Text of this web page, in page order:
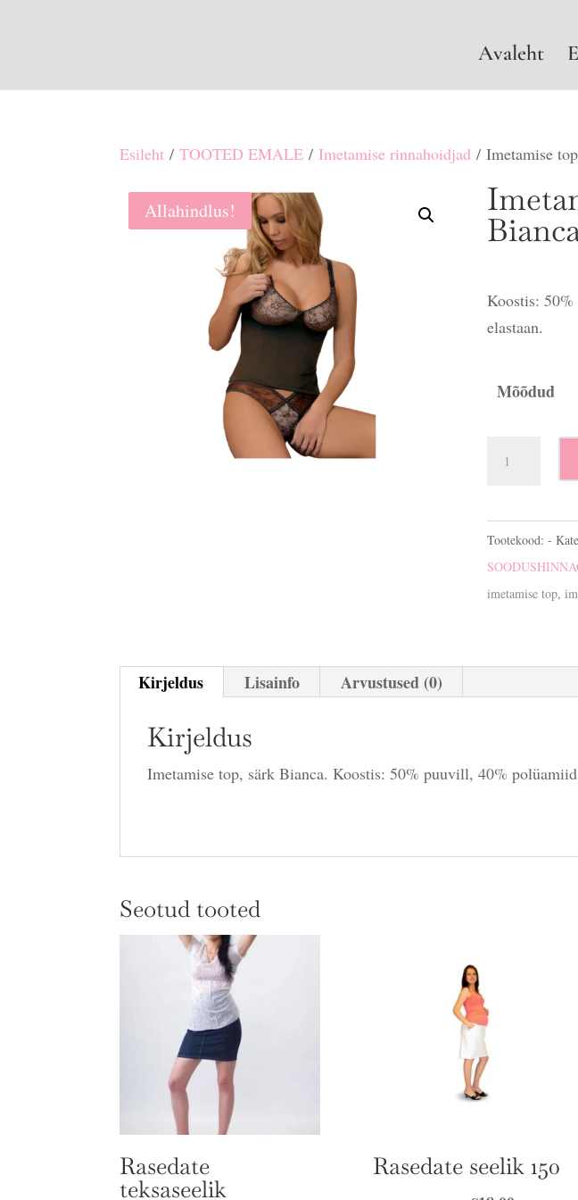
Avaleht
Esileht /TOOTED EMALE /Imetamise rinnahoidjad / Imetamise
Allahindlus!
Koostis:
elastaan.
Mõõdud
Tootekood:-
imetamise top,
Kirjeldus Lisainfo Arvustused (0)
Kirjeldus
Imetamise top, särk Bianca. Koostis: 50% puuvill, 40%
Seotud tooted
Rasedate
teksaseelik
Rasedate seelik 150